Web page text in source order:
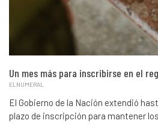
Un mes más para inscribirse en el
ELNUMERAL
El Gobierno de la Nación extendió
plazo de inscripción para mantener